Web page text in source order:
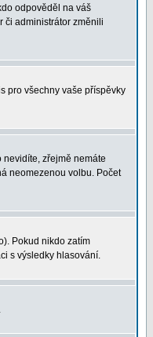
odpověděl na váš
či administrátor změnili
pro všechny vaše příspěvky
zřejmě nemáte
neomezenou volbu. Počet
Pokud nikdo zatím
s výsledky hlasování.